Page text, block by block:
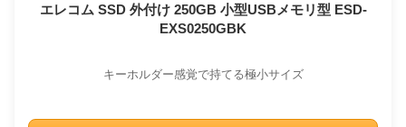
エレコム SSD 外付け 250GB 小型USBメモリ型 ESD-
EXS0250GBK
キーホルダー感覚で持てる極小サイズ